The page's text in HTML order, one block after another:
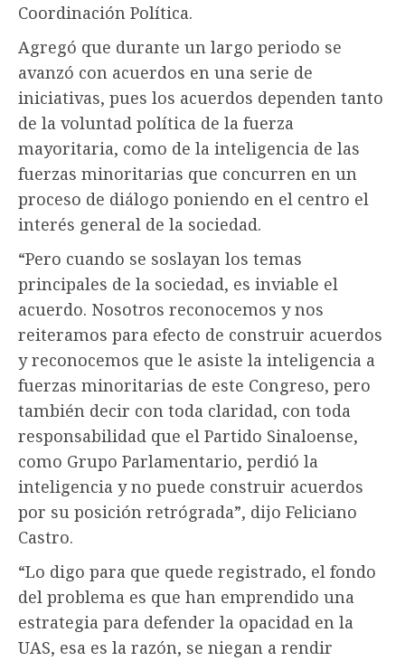
Coordinación Política.
Agregó que durante un largo periodo se
avanzó con acuerdos en una serie de
iniciativas, pues los acuerdos dependen tanto
de la voluntad política de la fuerza
mayoritaria, como de la inteligencia de las
fuerzas minoritarias que concurren en un
proceso de diálogo poniendo en el centro el
interés general de la sociedad.
“Pero cuando se soslayan los temas
principales de la sociedad, es inviable el
acuerdo. Nosotros reconocemos y nos
reiteramos para efecto de construir acuerdos
y reconocemos que le asiste la inteligencia a
fuerzas minoritarias de este Congreso, pero
también decir con toda claridad, con toda
responsabilidad que el Partido Sinaloense,
como Grupo Parlamentario, perdió la
inteligencia y no puede construir acuerdos
por su posición retrógrada”, dijo Feliciano
Castro.
“Lo digo para que quede registrado, el fondo
del problema es que han emprendido una
estrategia para defender la opacidad en la
UAS, esa es la razón, se niegan a rendir